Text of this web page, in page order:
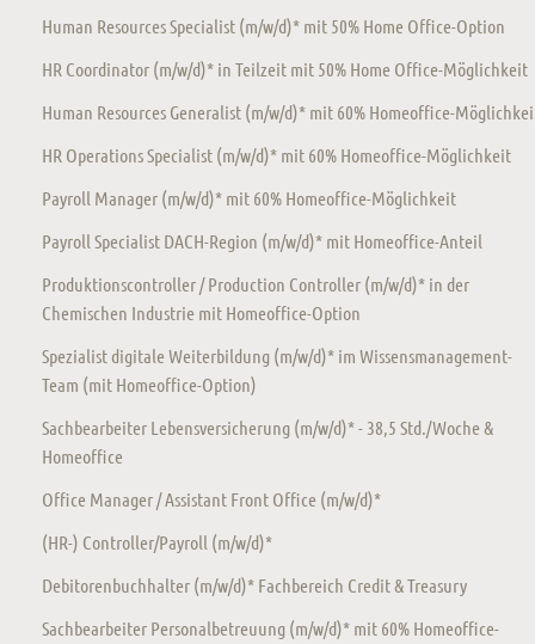
Human Resources Specialist (m/w/d)* mit 50% Home Office-Option
HR Coordinator (m/w/d)* in Teilzeit mit 50% Home Office-Möglichkeit
Human Resources Generalist (m/w/d)* mit 60% Homeoffice-
HR Operations Specialist (m/w/d)* mit 60% Homeoffice-Möglichkeit
Payroll Manager (m/w/d)* mit 60% Homeoffice-Möglichkeit
Payroll Specialist DACH-Region (m/w/d)* mit Homeoffice-Anteil
Produktionscontroller / Production Controller (m/w/d)* in der
Chemischen Industrie mit Homeoffice-Option
Spezialist digitale Weiterbildung (m/w/d)* im Wissensmanagement-
Team (mit Homeoffice-Option)
Sachbearbeiter Lebensversicherung (m/w/d)* - 38,5 Std./Woche &
Homeoffice
Office Manager / Assistant Front Office (m/w/d)*
(HR-) Controller/Payroll (m/w/d)*
Debitorenbuchhalter (m/w/d)* Fachbereich Credit & Treasury
Sachbearbeiter Personalbetreuung (m/w/d)* mit 60% Homeoffice-